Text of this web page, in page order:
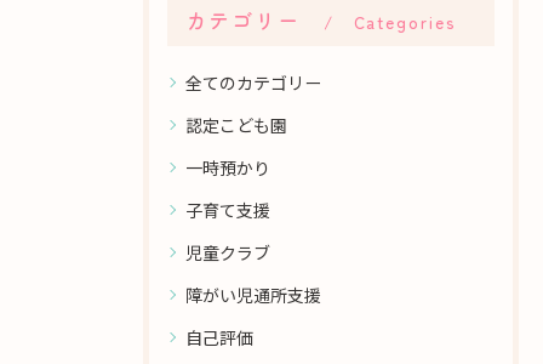
カテゴリー Categories
全てのカテゴリー
認定こども園
一時預かり
子育て支援
児童クラブ
障がい児通所支援
自己評価